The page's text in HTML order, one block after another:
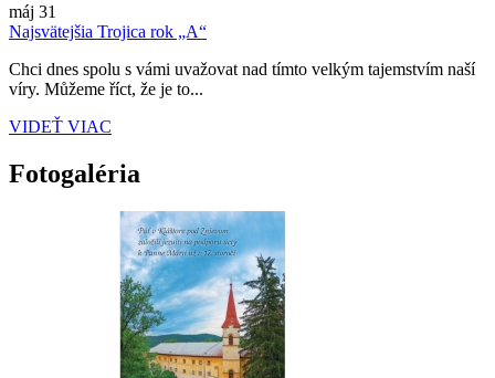
máj 31
Najsvätejšia Trojica rok „A“
Chci dnes spolu s vámi uvažovat nad tímto velkým tajemstvím naší
víry. Můžeme říct, že je to...
VIDEŤ VIAC
Fotogaléria